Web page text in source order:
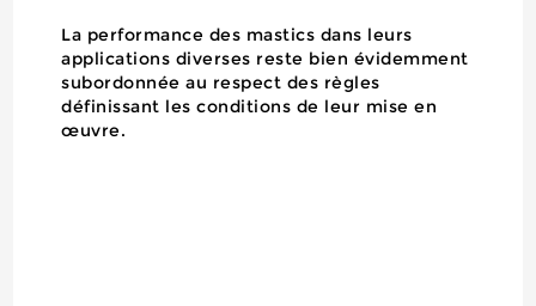
La performance des mastics dans leurs
applications diverses reste bien évidemment
subordonnée au respect des règles
définissant les conditions de leur mise en
œuvre.